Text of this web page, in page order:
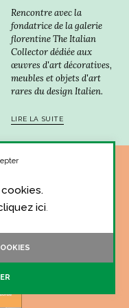
Rencontre avec la
fondatrice de la galerie
florentine The Italian
Collector dédiée aux
œuvres d'art décoratives,
meubles et objets d'art
rares du design Italien.
LIRE LA SUITE
ici.